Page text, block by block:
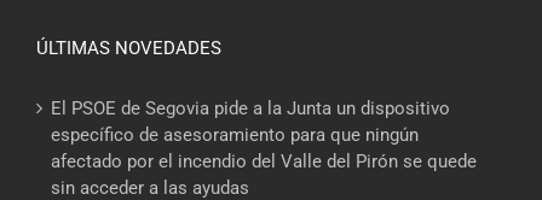
ÚLTIMAS NOVEDADES
El PSOE de Segovia pide a la Junta un dispositivo
específico de asesoramiento para que ningún
afectado por el incendio del Valle del Pirón se quede
sin acceder a las ayudas